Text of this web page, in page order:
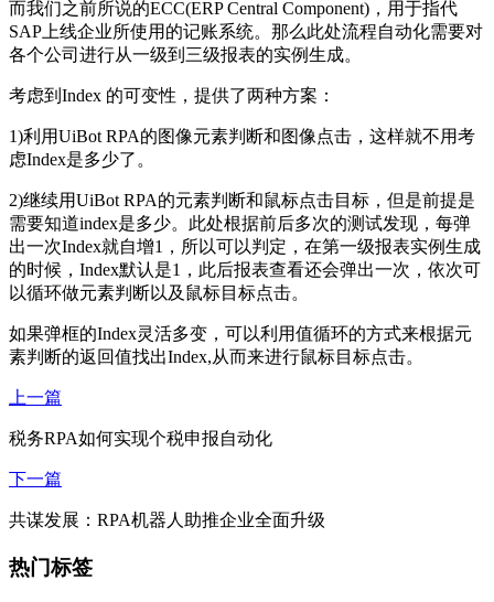
而我们之前所说的ECC(ERP Central Component)，用于指代
SAP上线企业所使用的记账系统。那么此处流程自动化需要对
各个公司进行从一级到三级报表的实例生成。
考虑到Index 的可变性，提供了两种方案：
1)利用UiBot RPA的图像元素判断和图像点击，这样就不用考
虑Index是多少了。
2)继续用UiBot RPA的元素判断和鼠标点击目标，但是前提是
需要知道index是多少。此处根据前后多次的测试发现，每弹
出一次Index就自增1，所以可以判定，在第一级报表实例生成
的时候，Index默认是1，此后报表查看还会弹出一次，依次可
以循环做元素判断以及鼠标目标点击。
如果弹框的Index灵活多变，可以利用值循环的方式来根据元
素判断的返回值找出Index,从而来进行鼠标目标点击。
上一篇
税务RPA如何实现个税申报自动化
下一篇
共谋发展：RPA机器人助推企业全面升级
热门标签